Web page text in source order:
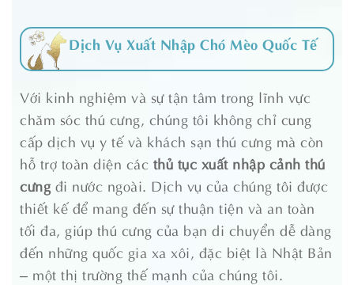
Dịch Vụ Xuất Nhập Chó Mèo Quốc Tế
Với kinh nghiệm và sự tận tâm trong lĩnh vực
chăm sóc thú cưng, chúng tôi không chỉ cung
cấp dịch vụ y tế và khách sạn thú cưng mà còn
hỗ trợ toàn diện các thủ tục xuất nhập cảnh thú
cưng đi nước ngoài. Dịch vụ của chúng tôi được
thiết kế để mang đến sự thuận tiện và an toàn
tối đa, giúp thú cưng của bạn di chuyển dễ dàng
đến những quốc gia xa xôi, đặc biệt là Nhật Bản
– một thị trường thế mạnh của chúng tôi.